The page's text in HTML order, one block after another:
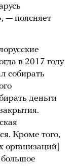
— поясняет
в 2017 году
собирать
деньги
Кроме того,
большое